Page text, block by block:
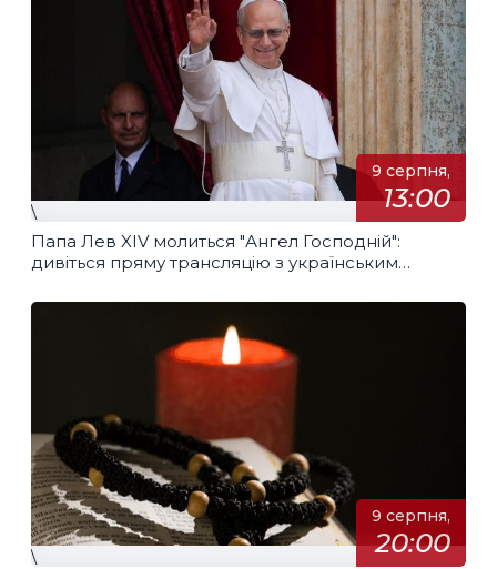
9 серпня,
13:00
\
Папа Лев XIV молиться "Ангел Господній":
дивіться пряму трансляцію з українським
9 серпня,
20:00
\